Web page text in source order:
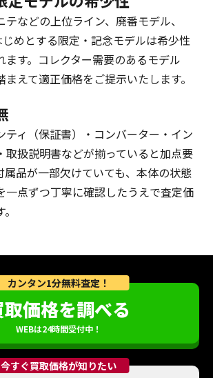
などの上位ライン、廃番モデル、
めとする限定・記念モデルは希少性
ます。コレクター需要のあるモデル
えて適正価格をご提示いたします。
ティ（保証書）・コンバーター・イン
取扱説明書などが揃っていると加点要
属品が一部欠けていても、本体の状態
一点ずつ丁寧に確認したうえで査定価
カンタン1分無料査定！
取価格を調べる
WEBは24時間受付中！
今すぐ買取価格が知りたい